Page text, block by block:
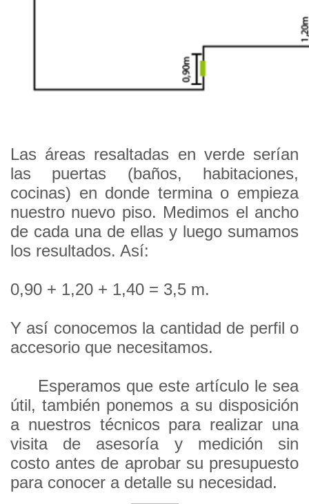
Las áreas resaltadas en verde serían
las puertas (baños, habitaciones,
cocinas) en donde termina o empieza
nuestro nuevo piso. Medimos el ancho
de cada una de ellas y luego sumamos
los resultados. Así:
0,90 + 1,20 + 1,40 = 3,5 m.
Y así conocemos la cantidad de perfil o
accesorio que necesitamos.
Esperamos que este artículo le sea
útil, también ponemos a su disposición
a nuestros técnicos para realizar una
visita de asesoría y medición sin
costo antes de aprobar su presupuesto
para conocer a detalle su necesidad.